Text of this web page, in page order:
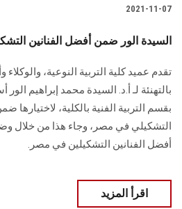
سجل الان
2021-11-07
السيدة الور ضمن أفضل الفنانين
تقدم عميد كلية التربية النوعية،
بالتهنئة لـ أ.د. السيدة محمد إبراهيم
بقسم التربية الفنية بالكلية،
التشكيلي في مصر، وجاء هذا من خلال
أفضل الفنانين التشكيلين في مصر.
اقرأ المزيد